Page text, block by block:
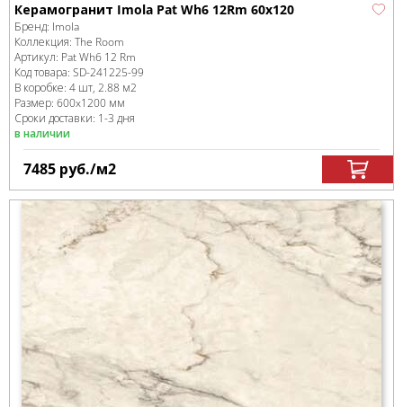
Керамогранит Imola Pat Wh6 12Rm 60x120
Бренд: Imola
Коллекция: The Room
Артикул: Pat Wh6 12 Rm
Код товара: SD-241225-99
В коробке: 4 шт, 2.88 м2
Размер: 600x1200 мм
Сроки доставки: 1-3 дня
в наличии
7485 руб./м2